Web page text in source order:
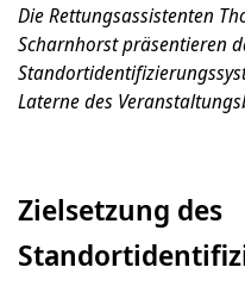
Die Rettungsassistenten
Scharnhorst präsentieren
Laterne des
Zielsetzung des